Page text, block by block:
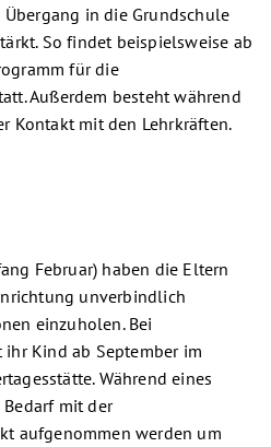
in die Grundschule
So findet beispielsweise ab
für die
Außerdem besteht während
Kontakt mit den Lehrkräften.
Februar) haben die Eltern
unverbindlich
einzuholen. Bei
ihr Kind ab September im
Während eines
mit der
aufgenommen werden um